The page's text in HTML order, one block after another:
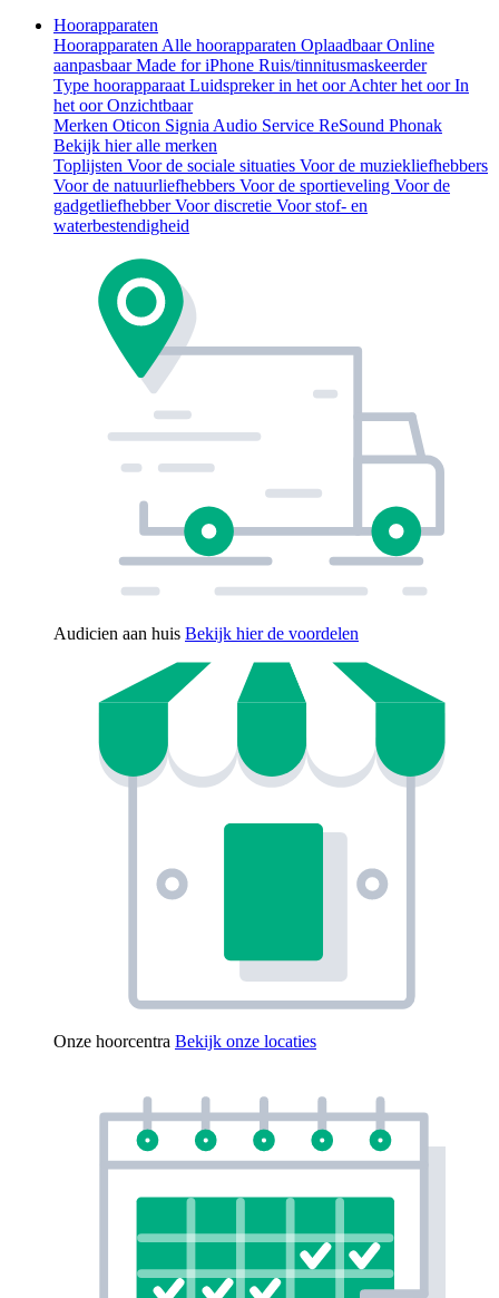
Hoorapparaten
Hoorapparaten Alle hoorapparaten OplaadbaarOnline
aanpasbaarMade for iPhone Ruis/tinnitusmaskeerder
Type hoorapparaat Luidspreker in het oorAchter het oorIn
het oorOnzichtbaar
Merken Oticon Signia Audio Service ReSound Phonak
Bekijk hier alle merken
Toplijsten Voor de sociale situaties Voor de muziekliefhebbers
Voor de natuurliefhebbers Voor de sportieveling Voor de
gadgetliefhebberVoor discretie Voor stof- en
waterbestendigheid
Audicien aan huis Bekijk hier de voordelen
Onze hoorcentra Bekijk onze locaties